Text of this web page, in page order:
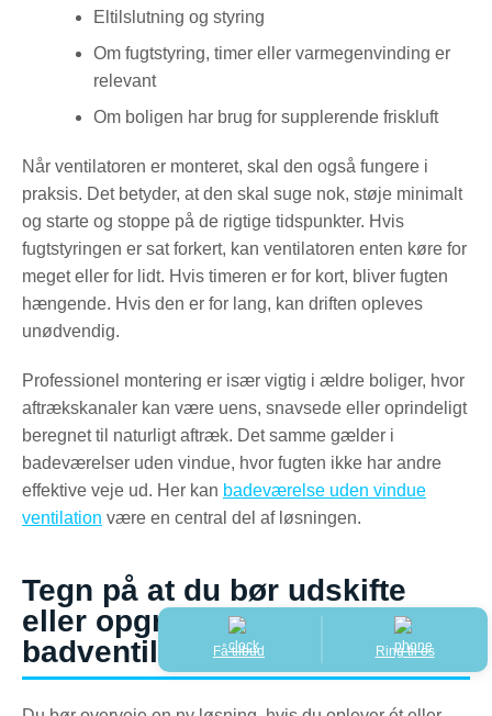
Eltilslutning og styring
Om fugtstyring, timer eller varmegenvinding er
relevant
Om boligen har brug for supplerende friskluft
Når ventilatoren er monteret, skal den også fungere i
praksis. Det betyder, at den skal suge nok, støje minimalt
og starte og stoppe på de rigtige tidspunkter. Hvis
fugtstyringen er sat forkert, kan ventilatoren enten køre for
meget eller for lidt. Hvis timeren er for kort, bliver fugten
hængende. Hvis den er for lang, kan driften opleves
unødvendig.
Professionel montering er især vigtig i ældre boliger, hvor
aftrækskanaler kan være uens, snavsede eller oprindeligt
beregnet til naturligt aftræk. Det samme gælder i
badeværelser uden vindue, hvor fugten ikke har andre
effektive veje ud. Her kan badeværelse uden vindue
ventilation være en central del af løsningen.
Tegn på at du bør udskifte
eller opgradere din
badventilatorFå tilbud Ring til os